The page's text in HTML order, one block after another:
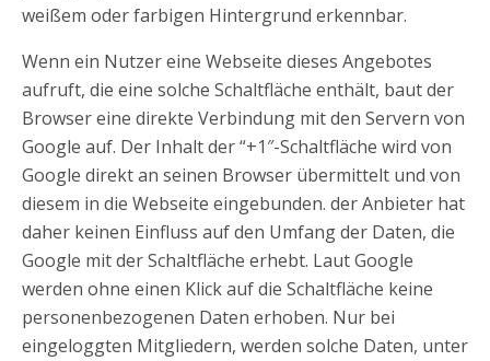
weißem oder farbigen Hintergrund erkennbar.
Wenn ein Nutzer eine Webseite dieses Angebotes
aufruft, die eine solche Schaltfläche enthält, baut der
Browser eine direkte Verbindung mit den Servern von
Google auf. Der Inhalt der “+1″-Schaltfläche wird von
Google direkt an seinen Browser übermittelt und von
diesem in die Webseite eingebunden. der Anbieter hat
daher keinen Einfluss auf den Umfang der Daten, die
Google mit der Schaltfläche erhebt. Laut Google
werden ohne einen Klick auf die Schaltfläche keine
personenbezogenen Daten erhoben. Nur bei
eingeloggten Mitgliedern, werden solche Daten, unter